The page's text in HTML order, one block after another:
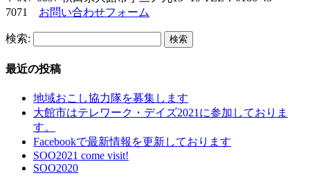
7071 お問い合わせフォーム
検索:
最近の投稿
地域おこし協力隊を募集します
大館市はテレワーク・デイズ2021に参加しておりま
す。
Facebookで最新情報を更新しております
SOO2021 come visit!
SOO2020